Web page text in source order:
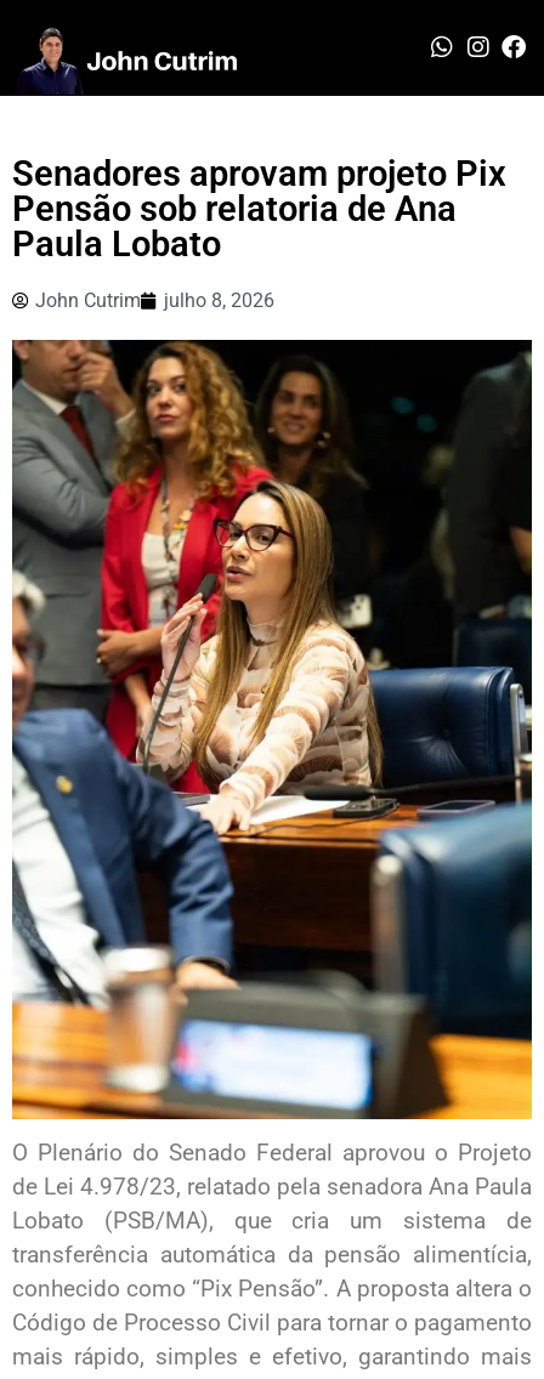
Senadores aprovam projeto Pix
Pensão sob relatoria de Ana
Paula Lobato
John Cutrim julho 8, 2026
O Plenário do Senado Federal aprovou o Projeto
de Lei 4.978/23, relatado pela senadora Ana Paula
Lobato (PSB/MA), que cria um sistema de
transferência automática da pensão alimentícia,
conhecido como “Pix Pensão”. A proposta altera o
Código de Processo Civil para tornar o pagamento
mais rápido, simples e efetivo, garantindo mais